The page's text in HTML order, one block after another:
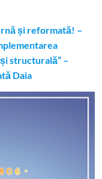
și reformată! –
structurală” –
Daia